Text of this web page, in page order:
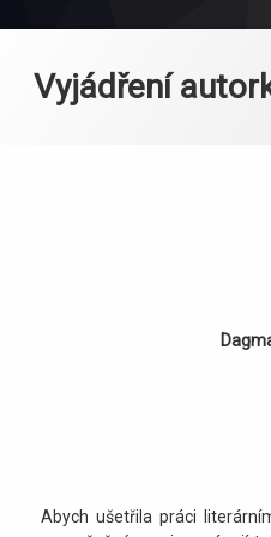
Vyjádření
Abych ušetřila práci